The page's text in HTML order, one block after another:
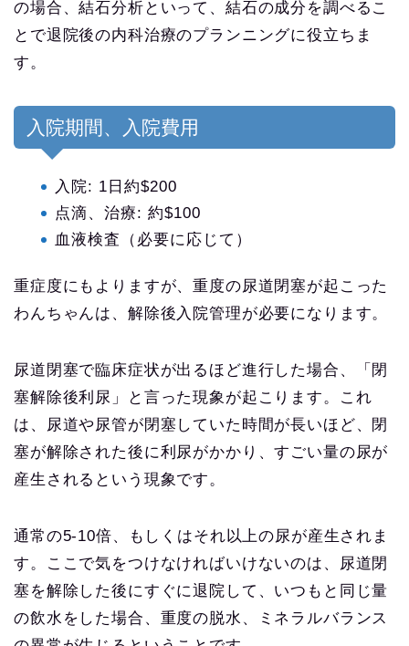
の場合、結石分析といって、結石の成分を調べるこ
とで退院後の内科治療のプランニングに役立ちま
す。
入院期間、入院費用
入院: 1日約$200
点滴、治療: 約$100
血液検査（必要に応じて）
重症度にもよりますが、重度の尿道閉塞が起こった
わんちゃんは、解除後入院管理が必要になります。
尿道閉塞で臨床症状が出るほど進行した場合、「閉
塞解除後利尿」と言った現象が起こります。これ
は、尿道や尿管が閉塞していた時間が長いほど、閉
塞が解除された後に利尿がかかり、すごい量の尿が
産生されるという現象です。
通常の5-10倍、もしくはそれ以上の尿が産生されま
す。ここで気をつけなければいけないのは、尿道閉
塞を解除した後にすぐに退院して、いつもと同じ量
の飲水をした場合、重度の脱水、ミネラルバランス